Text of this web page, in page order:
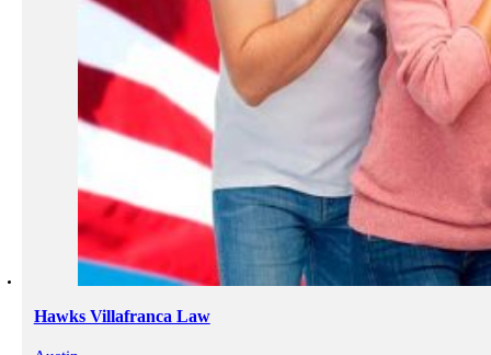
Hawks Villafranca Law